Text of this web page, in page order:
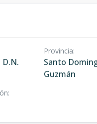
Provincia:
Santo
Guzmán
: